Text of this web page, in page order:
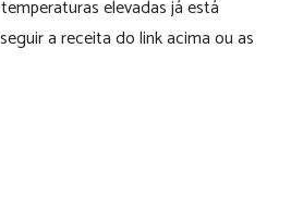
elevadas já está
a receita do link acima ou as